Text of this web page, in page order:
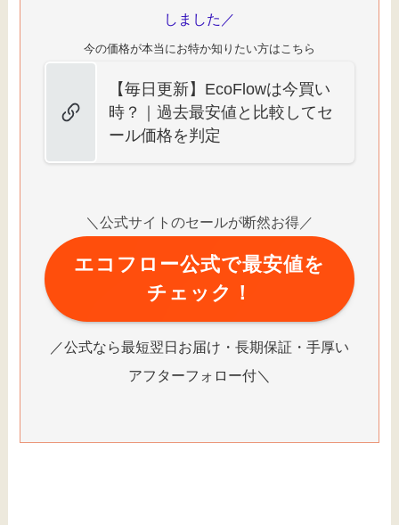
しました／
今の価格が本当にお特か知りたい方はこちら
【毎日更新】EcoFlowは今買い
時？｜過去最安値と比較してセ
ール価格を判定
＼公式サイトのセールが断然お得／
エコフロー公式で最安値を
チェック！
／公式なら最短翌日お届け・長期保証・手厚い
アフターフォロー付＼